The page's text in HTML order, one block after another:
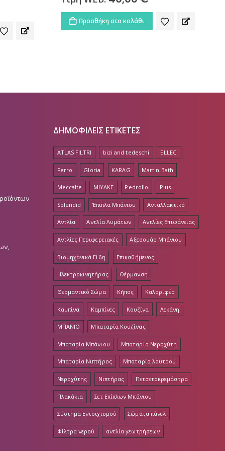
Τιμή WEB: 242,00€
Προσθήκη στο καλάθι
Ferro Gloria KARAG Martin Bath
Meccalte MIYAKE Pedrollo Plus
Splendid Έπιπλα Μπάνιου Ανταλλακτικό
Αντλία Αντλία Λυμάτων Αντλίες Επιφάνειας
Αντλίες Περιφερειακές Αξεσουάρ Μπάνιου
Βιομηχανικά Είδη Επικαθήμενος
Ηλεκτροκινητήρας Θέρμανση
Θερμαντικό Σώμα Κήπος Καλοριφέρ
Καμπίνα Καμπίνες Κουζίνα Λεκάνη
ΜΠΑΝΙΟ Μπαταρία Κουζίνας
Μπαταρία Μπάνιου Μπαταρία Νεροχύτη
Μπαταρία Νιπτήρος Μπαταρία λουτρού
Νεροχύτης Νιπτήρας Πετσετοκρεμάστρα
Πλακάκια Σετ Επίπλων Μπάνιου
Σύστημα Εντοιχισμού Σώματα πάνελ
Φίλτρα νερού αντλία γεωτρήσεων